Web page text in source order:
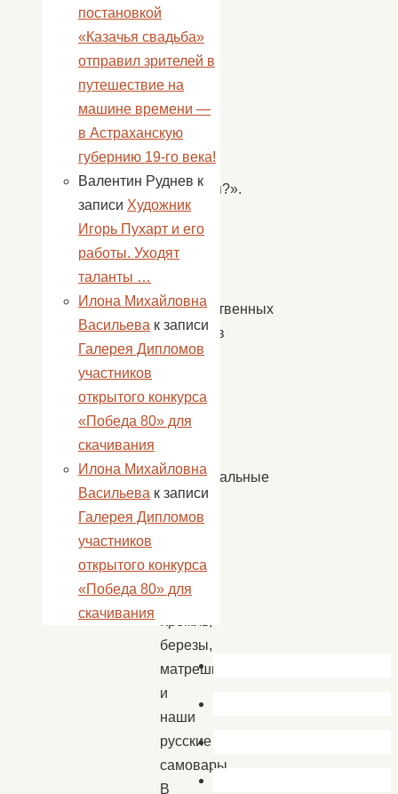
турнира
«Люблю
Отчизну
я…,
или
чем
мы
гордимся?».
Ребята
узнали,
что
государственных
символов
в
стране
есть
неофициальные
символы
нации.
России
это
березы,
матрешки
и
наши
русские
самовары.
В
постановкой
«Казачья свадьба»
отправил зрителей в
путешествие на
машине времени —
в Астраханскую
губернию 19-го века!
Валентин Руднев к
записи Художник
Игорь Пухарт и его
работы. Уходят
таланты …
Илона Михайловна
Васильева к записи
Галерея Дипломов
участников
открытого конкурса
«Победа 80» для
скачивания
Илона Михайловна
Васильева к записи
Галерея Дипломов
участников
открытого конкурса
«Победа 80» для
скачивания